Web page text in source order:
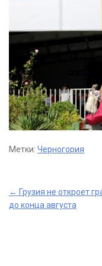
Метки: Черногория
Post
← Грузия не откроет
до конца августа